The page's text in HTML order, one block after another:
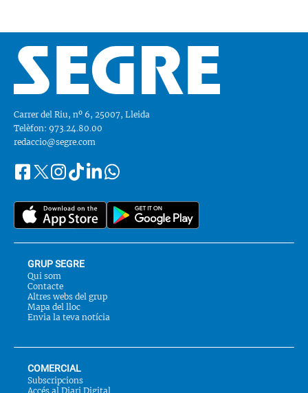
Carrer del Riu, nº 6, 25007, Lleida
Telèfon: 973.24.80.00
redaccio@segre.com
Segueix-
a::
FacebookInstagram
TiktokLinkedinWhatsapp
GRUP SEGRE
Qui som
Contacte
Altres webs del grup
Mapa del lloc
Envia la teva notícia
COMERCIAL
Subscripcions
Accés al Diari Digital